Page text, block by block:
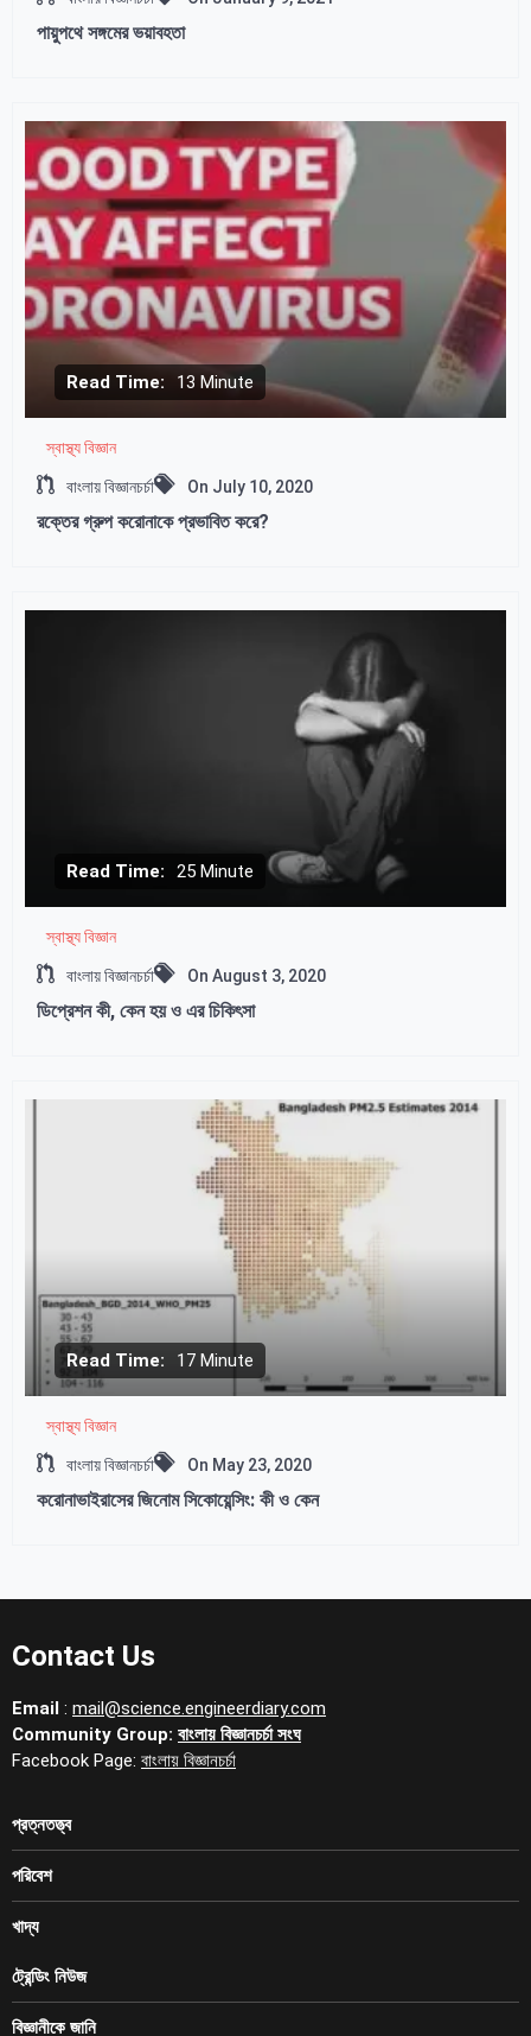
পায়ুপথে সঙ্গমের ভয়াবহতা
Read Time: 13 Minute
স্বাস্থ্য বিজ্ঞান
বাংলায় বিজ্ঞানচর্চা On July 10, 2020
রক্তের গ্রুপ করোনাকে প্রভাবিত করে?
Read Time: 25 Minute
স্বাস্থ্য বিজ্ঞান
বাংলায় বিজ্ঞানচর্চা On August 3, 2020
ডিপ্রেশন কী, কেন হয় ও এর চিকিৎসা
Read Time: 17 Minute
স্বাস্থ্য বিজ্ঞান
বাংলায় বিজ্ঞানচর্চা On May 23, 2020
করোনাভাইরাসের জিনোম সিকোয়েন্সিং: কী ও কেন
Contact Us
Email : mail@science.engineerdiary.com
Community Group: বাংলায় বিজ্ঞানচর্চা সংঘ
Facebook Page: বাংলায় বিজ্ঞানচর্চা
প্রত্নতত্ত্ব
পরিবেশ
খাদ্য
ট্রেন্ডিং নিউজ
বিজ্ঞানীকে জানি